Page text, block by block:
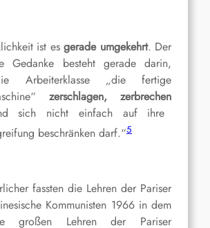
ist es gerade umgekehrt. Der
Gedanke besteht gerade darin,
Arbeiterklasse „die fertige
zerschlagen, zerbrechen
sich nicht einfach auf ihre
beschränken darf.“5
fassten die Lehren der Pariser
Kommunisten 1966 in dem
großen Lehren der Pariser